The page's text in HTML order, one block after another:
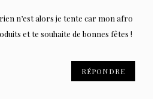
n’est alors je tente car mon afro
et te souhaite de bonnes fêtes !
RÉPONDRE